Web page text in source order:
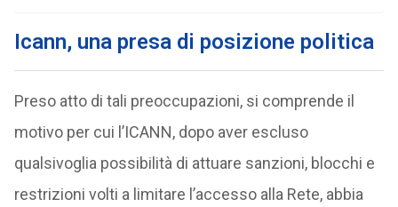
Icann, una presa di posizione politica
Preso atto di tali preoccupazioni, si comprende il
motivo per cui l’ICANN, dopo aver escluso
qualsivoglia possibilità di attuare sanzioni, blocchi e
restrizioni volti a limitare l’accesso alla Rete, abbia